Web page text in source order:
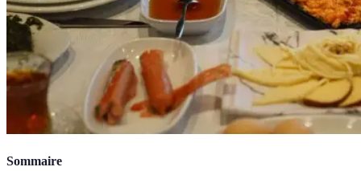
Sommaire